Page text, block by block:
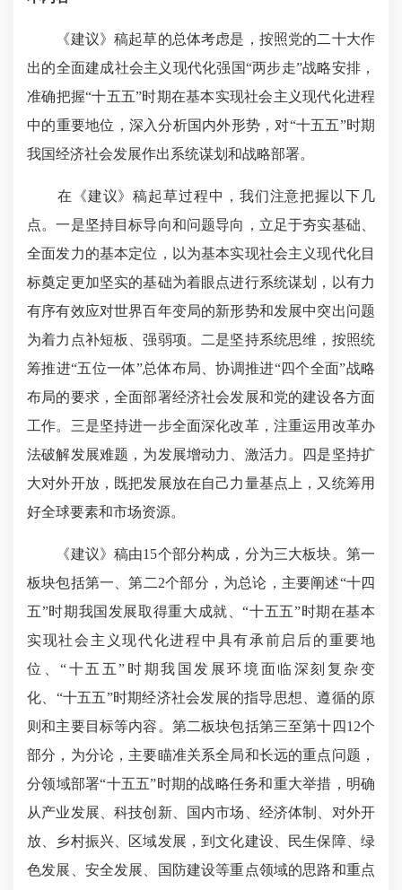
《建议》稿起草的总体考虑是，按照党的二十大作
出的全面建成社会主义现代化强国“两步走”战略安排，
准确把握“十五五”时期在基本实现社会主义现代化进程
中的重要地位，深入分析国内外形势，对“十五五”时期
我国经济社会发展作出系统谋划和战略部署。
在《建议》稿起草过程中，我们注意把握以下几
点。一是坚持目标导向和问题导向，立足于夯实基础、
全面发力的基本定位，以为基本实现社会主义现代化目
标奠定更加坚实的基础为着眼点进行系统谋划，以有力
有序有效应对世界百年变局的新形势和发展中突出问题
为着力点补短板、强弱项。二是坚持系统思维，按照统
筹推进“五位一体”总体布局、协调推进“四个全面”战略
布局的要求，全面部署经济社会发展和党的建设各方面
工作。三是坚持进一步全面深化改革，注重运用改革办
法破解发展难题，为发展增动力、激活力。四是坚持扩
大对外开放，既把发展放在自己力量基点上，又统筹用
好全球要素和市场资源。
《建议》稿由15个部分构成，分为三大板块。第一
板块包括第一、第二2个部分，为总论，主要阐述“十四
五”时期我国发展取得重大成就、“十五五”时期在基本
实现社会主义现代化进程中具有承前启后的重要地
位、“十五五”时期我国发展环境面临深刻复杂变
化、“十五五”时期经济社会发展的指导思想、遵循的原
则和主要目标等内容。第二板块包括第三至第十四12个
部分，为分论，主要瞄准关系全局和长远的重点问题，
分领域部署“十五五”时期的战略任务和重大举措，明确
从产业发展、科技创新、国内市场、经济体制、对外开
放、乡村振兴、区域发展，到文化建设、民生保障、绿
色发展、安全发展、国防建设等重点领域的思路和重点